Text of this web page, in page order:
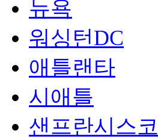
뉴욕
워싱턴DC
애틀랜타
시애틀
샌프란시스코